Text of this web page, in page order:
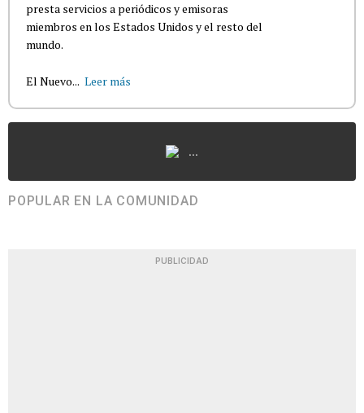
presta servicios a periódicos y emisoras
miembros en los Estados Unidos y el resto del
mundo.
El Nuevo... Leer más
...
POPULAR EN LA COMUNIDAD
PUBLICIDAD